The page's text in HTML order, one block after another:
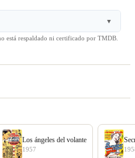
▼
está respaldado ni certificado por TMDB.
Los ángeles del volante
1957